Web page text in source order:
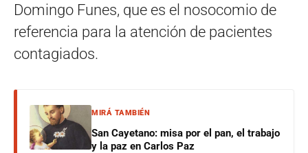
Domingo Funes, que es el nosocomio de
referencia para la atención de pacientes
contagiados.
MIRÁ TAMBIÉN
San Cayetano: misa por el pan, el trabajo
y la paz en Carlos Paz